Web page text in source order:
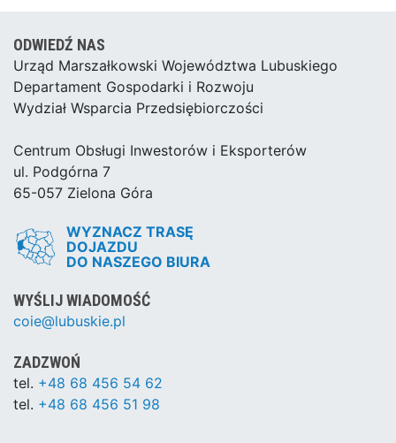
ODWIEDŹ NAS
Urząd Marszałkowski Województwa Lubuskiego
Departament Gospodarki i Rozwoju
Wydział Wsparcia Przedsiębiorczości
Centrum Obsługi Inwestorów i Eksporterów
ul. Podgórna 7
65-057 Zielona Góra
WYZNACZ TRASĘ
DOJAZDU
DO NASZEGO BIURA
WYŚLIJ WIADOMOŚĆ
coie@lubuskie.pl
ZADZWOŃ
tel. +48 68 456 54 62
tel. +48 68 456 51 98